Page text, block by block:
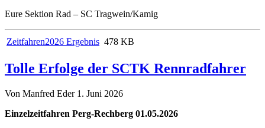
Eure Sektion Rad – SC Tragwein/Kamig
Zeitfahren2026 Ergebnis 478 KB
Tolle Erfolge der SCTK Rennradfahrer
Von Manfred Eder 1. Juni 2026
Einzelzeitfahren Perg-Rechberg 01.05.2026